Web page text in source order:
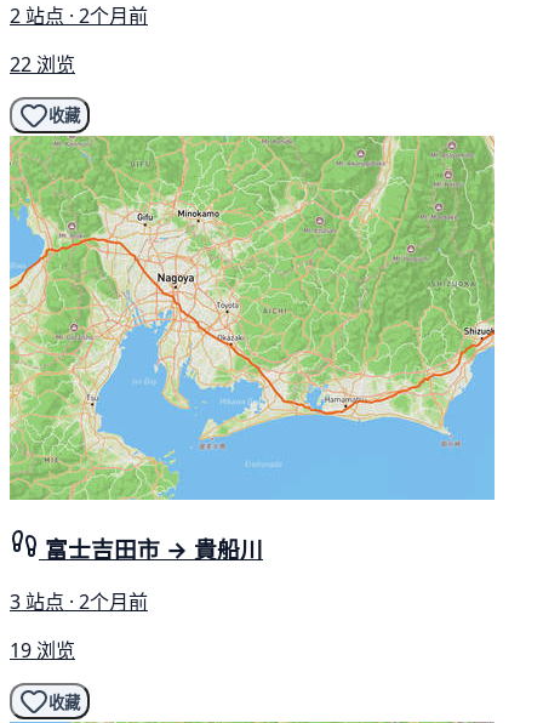
2 站点 · 2个月前
22 浏览
收藏
富士吉田市 → 貴船川
3 站点 · 2个月前
19 浏览
收藏